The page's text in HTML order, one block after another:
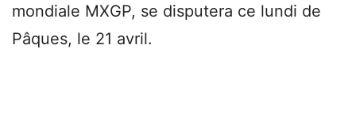
mondiale MXGP, se disputera ce lundi de
Pâques, le 21 avril.